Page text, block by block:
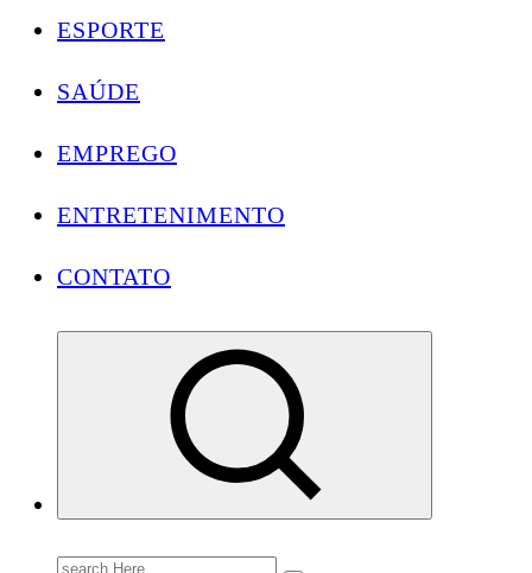
ESPORTE
SAÚDE
EMPREGO
ENTRETENIMENTO
CONTATO
Conectando você às notícias do Brasil e do mundo com rapidez e confiabilidade.
Search